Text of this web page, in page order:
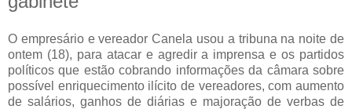
O empresário e vereador Canela usou a tribuna na noite de
ontem (18), para atacar e agredir a imprensa e os partidos
políticos que estão cobrando informações da câmara sobre
possível enriquecimento ilícito de vereadores, com aumento
de salários, ganhos de diárias e majoração de verbas de